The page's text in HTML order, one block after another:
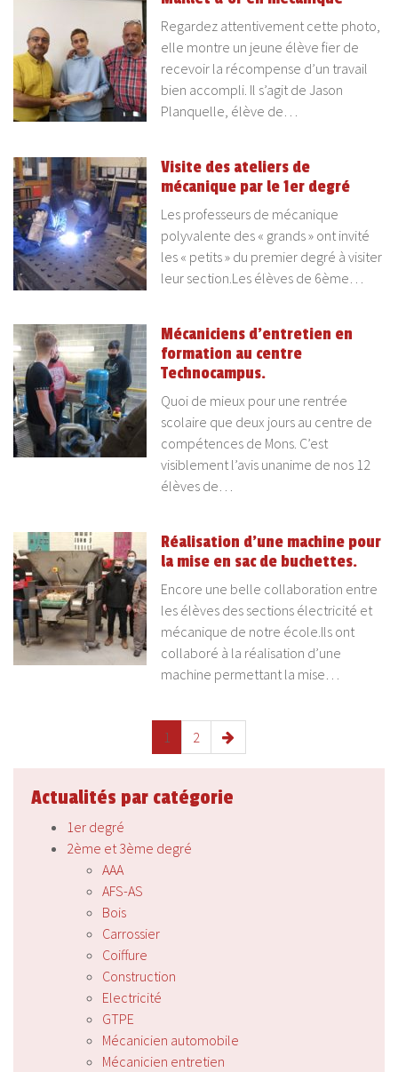
Regardez attentivement cette photo,
elle montre un jeune élève fier de
recevoir la récompense d’un travail
bien accompli. Il s’agit de Jason
Planquelle, élève de…
Visite des ateliers de
mécanique par le 1er degré
Les professeurs de mécanique
polyvalente des « grands » ont invité
les « petits » du premier degré à visiter
leur section.Les élèves de 6ème…
Mécaniciens d’entretien en
formation au centre
Technocampus.
Quoi de mieux pour une rentrée
scolaire que deux jours au centre de
compétences de Mons. C’est
visiblement l’avis unanime de nos 12
élèves de…
Réalisation d’une machine pour
la mise en sac de buchettes.
Encore une belle collaboration entre
les élèves des sections électricité et
mécanique de notre école.Ils ont
collaboré à la réalisation d’une
machine permettant la mise…
1 2
Actualités par catégorie
1er degré
2ème et 3ème degré
AAA
AFS-AS
Bois
Carrossier
Coiffure
Construction
Electricité
GTPE
Mécanicien automobile
Mécanicien entretien